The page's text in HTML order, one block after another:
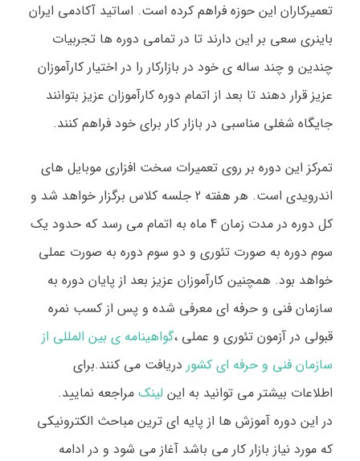
تعمیرکاران این حوزه فراهم کرده است. اساتید آکادمی ایران
باینری سعی بر این دارند تا در تمامی دوره ها تجربیات
چندین و چند ساله ی خود در بازارکار را در اختیار کارآموزان
عزیز قرار دهند تا بعد از اتمام دوره کارآموزان عزیز بتوانند
جایگاه شغلی مناسبی در بازار کار برای خود فراهم کنند.
تمرکز این دوره بر روی تعمیرات سخت افزاری موبایل های
اندرویدی است. هر هفته 2 جلسه کلاس برگزار خواهد شد و
کل دوره در مدت زمان 4 ماه به اتمام می رسد که حدود یک
سوم دوره به صورت تئوری و دو سوم دوره به صورت عملی
خواهد بود. همچنین کارآموزان عزیز بعد از پایان دوره به
سازمان فنی و حرفه ای معرفی شده و پس از کسب نمره
قبولی در آزمون تئوری و عملی ،گواهینامه ی بین المللی از
سازمان فنی و حرفه ای کشور دریافت می کنند.برای
اطلاعات بیشتر می توانید به این لینک مراجعه نمایید.
در این دوره آموزش ها از پایه ای ترین مباحث الکترونیکی
که مورد نیاز بازار کار می باشد آغاز می شود و در ادامه